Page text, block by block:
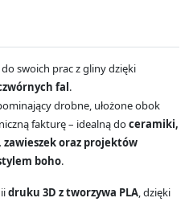
swoich prac z gliny dzięki
fal.
drobne, ułożone obok
fakturę – idealną doceramiki,
oraz projektów
boho.
druku 3D z tworzywa PLA, dzięki